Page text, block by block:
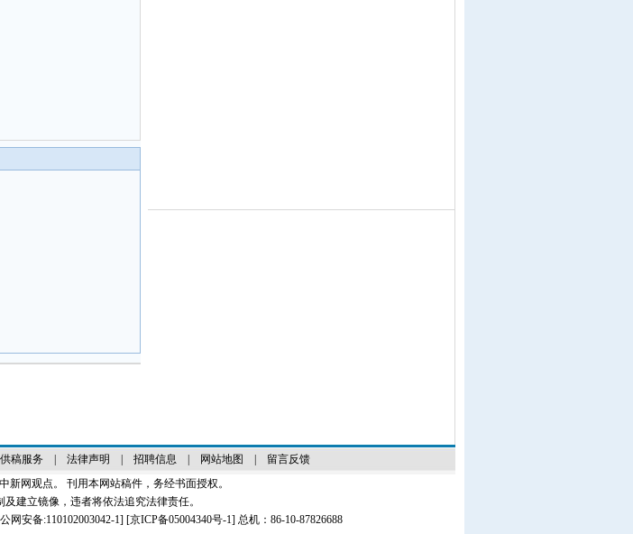
供稿服务| 法律声明 招聘信息 网站地图
留言反馈
新网观点。 刊用本网站稿件，务经书面授权。
建立镜像，违者将依法追究法律责任。
网安备:110102003042-1] [京ICP备05004340号-1] 总机：86-10-87826688